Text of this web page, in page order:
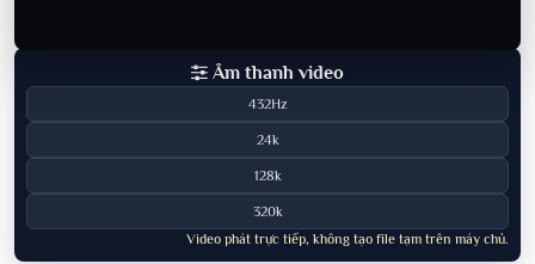
Âm thanh video
432Hz
24k
128k
320k
Video phát trực tiếp, không tạo file tạm trên máy chủ.